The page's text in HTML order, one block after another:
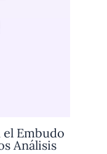
Embudo
Análisis